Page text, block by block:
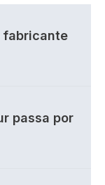
fabricante
passa por